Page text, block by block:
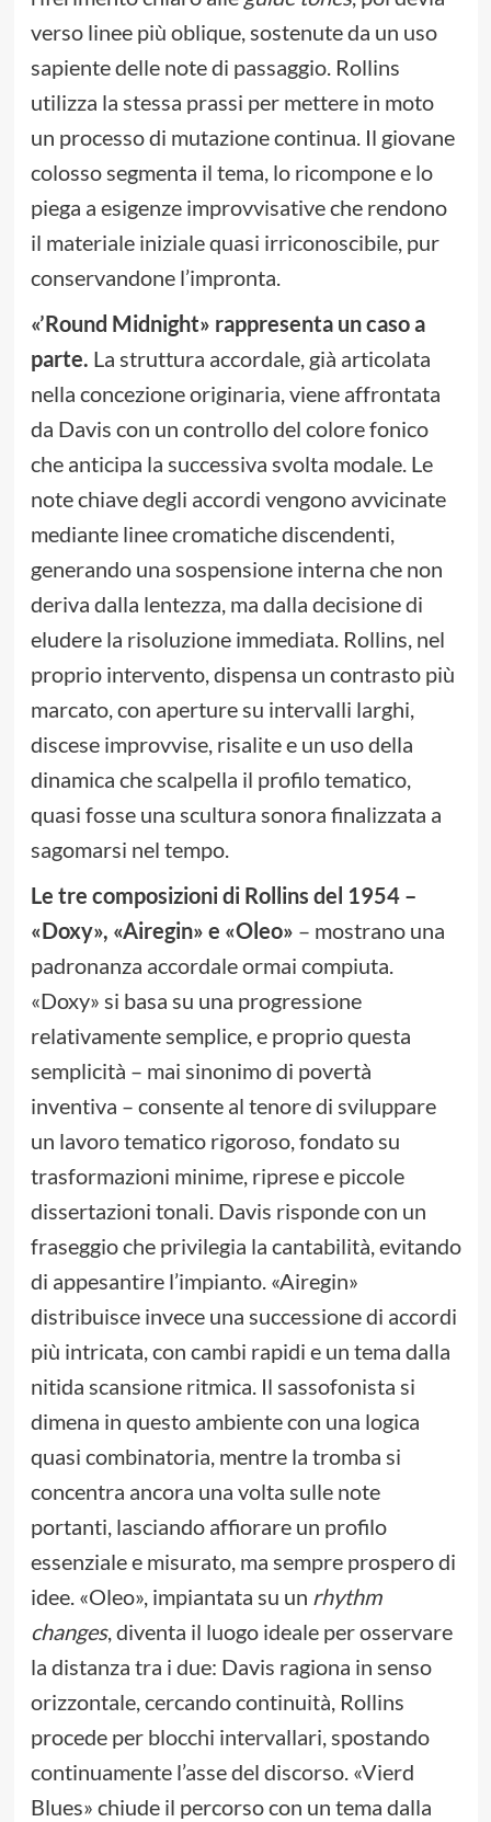
verso linee più oblique, sostenute da un uso
sapiente delle note di passaggio. Rollins
utilizza la stessa prassi per mettere in moto
un processo di mutazione continua. Il giovane
colosso segmenta il tema, lo ricompone e lo
piega a esigenze improvvisative che rendono
il materiale iniziale quasi irriconoscibile, pur
conservandone l’impronta.
«’Round Midnight» rappresenta un caso a
parte. La struttura accordale, già articolata
nella concezione originaria, viene affrontata
da Davis con un controllo del colore fonico
che anticipa la successiva svolta modale. Le
note chiave degli accordi vengono avvicinate
mediante linee cromatiche discendenti,
generando una sospensione interna che non
deriva dalla lentezza, ma dalla decisione di
eludere la risoluzione immediata. Rollins, nel
proprio intervento, dispensa un contrasto più
marcato, con aperture su intervalli larghi,
discese improvvise, risalite e un uso della
dinamica che scalpella il profilo tematico,
quasi fosse una scultura sonora finalizzata a
sagomarsi nel tempo.
Le tre composizioni di Rollins del 1954 –
«Doxy», «Airegin» e «Oleo» – mostrano una
padronanza accordale ormai compiuta.
«Doxy» si basa su una progressione
relativamente semplice, e proprio questa
semplicità – mai sinonimo di povertà
inventiva – consente al tenore di sviluppare
un lavoro tematico rigoroso, fondato su
trasformazioni minime, riprese e piccole
dissertazioni tonali. Davis risponde con un
fraseggio che privilegia la cantabilità, evitando
di appesantire l’impianto. «Airegin»
distribuisce invece una successione di accordi
più intricata, con cambi rapidi e un tema dalla
nitida scansione ritmica. Il sassofonista si
dimena in questo ambiente con una logica
quasi combinatoria, mentre la tromba si
concentra ancora una volta sulle note
portanti, lasciando affiorare un profilo
essenziale e misurato, ma sempre prospero di
idee. «Oleo», impiantata su un rhythm
changes, diventa il luogo ideale per osservare
la distanza tra i due: Davis ragiona in senso
orizzontale, cercando continuità, Rollins
procede per blocchi intervallari, spostando
continuamente l’asse del discorso. «Vierd
Blues» chiude il percorso con un tema dalla